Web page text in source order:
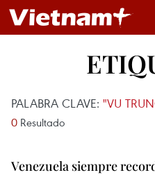
PALABRA CLAVE: "VU
0 Resultado
Venezuela siempre